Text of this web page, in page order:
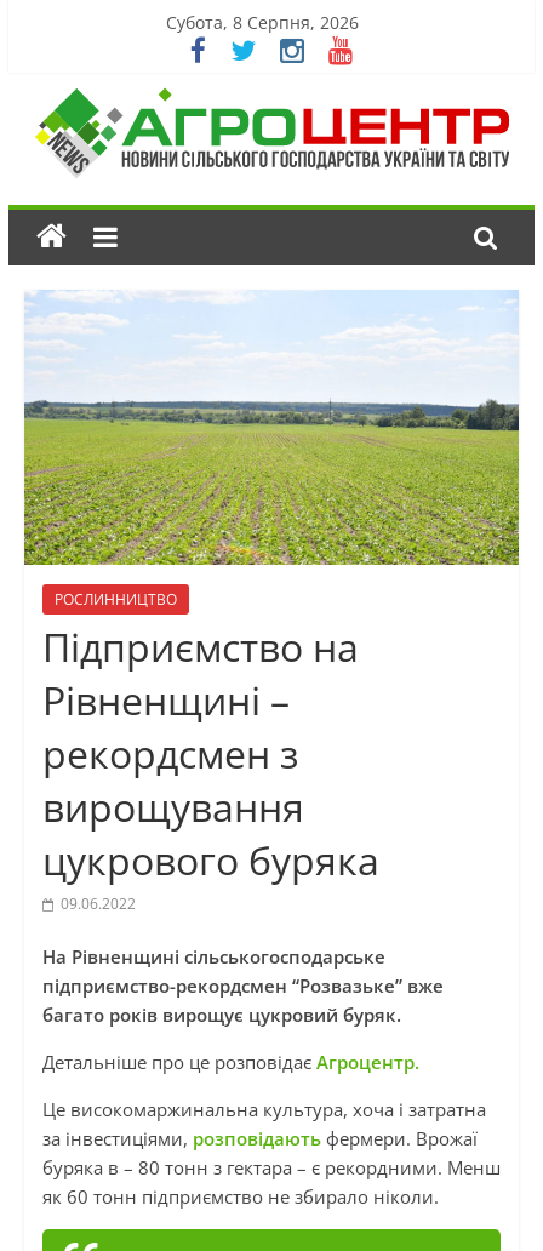
Субота, 8 Серпня, 2026
РОСЛИННИЦТВО
Підприємство на
Рівненщині –
рекордсмен з
вирощування
цукрового буряка
09.06.2022
На Рівненщині сільськогосподарське
підприємство-рекордсмен “Розвазьке” вже
багато років вирощує цукровий буряк.
Детальніше про це розповідає Агроцентр.
Це високомаржинальна культура, хоча і затратна
за інвестиціями, розповідаютьфермери. Врожаї
буряка в – 80 тонн з гектара – є рекордними. Менш
як 60 тонн підприємство не збирало ніколи.